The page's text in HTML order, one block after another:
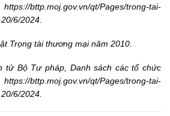
bttp.moj.gov.vn/qt/Pages/trong-tai-
6/2024.
Trọng tài thương mại năm 2010.
tử Bộ Tư pháp, Danh sách các tổ chức
bttp.moj.gov.vn/qt/Pages/trong-tai-
6/2024.